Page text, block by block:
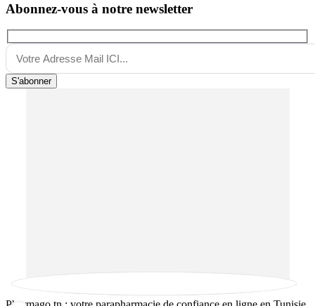
Abonnez-vous à notre newsletter
S'abonner